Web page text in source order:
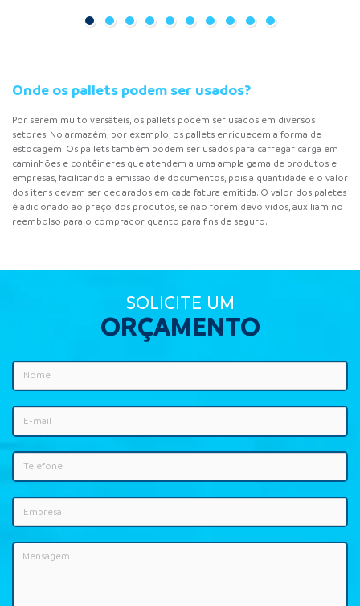
Onde os pallets podem ser usados?
Por serem muito versáteis, os pallets podem ser usados em diversos
setores. No armazém, por exemplo, os pallets enriquecem a forma de
estocagem. Os pallets também podem ser usados ​​para carregar carga em
caminhões e contêineres que atendem a uma ampla gama de produtos e
empresas, facilitando a emissão de documentos, pois a quantidade e o valor
dos itens devem ser declarados em cada fatura emitida. O valor dos paletes
é adicionado ao preço dos produtos, se não forem devolvidos, auxiliam no
reembolso para o comprador quanto para fins de seguro.
SOLICITE UM
ORÇAMENTO